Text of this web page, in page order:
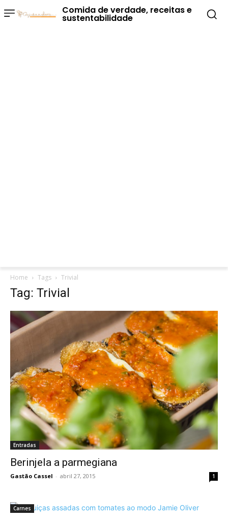
Comida de verdade, receitas e
sustentabilidade
Home Tags Trivial
Tag: Trivial
Entradas
Berinjela a parmegiana
Gastão Cassel - abril 27, 2015 1
Carnes